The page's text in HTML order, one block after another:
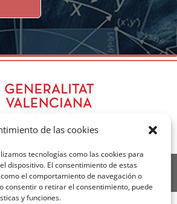
de las cookies
tecnologías como las cookies para
dispositivo. El consentimiento de estas
el comportamiento de navegación o
consentir o retirar el consentimiento, puede
y funciones.
94 30